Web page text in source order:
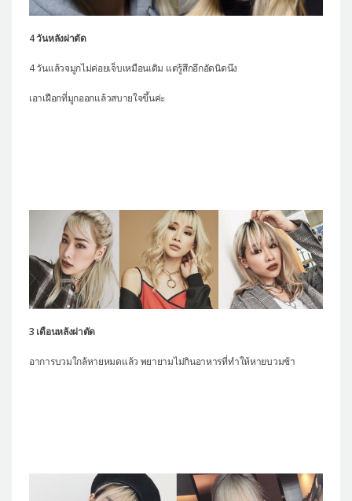
4 วันหลังผ่าตัด
4 วันแล้วจมูกไม่ค่อยเจ็บเหมือนเดิม แต่รู้สึกอึกอัดนิดนึง
เอาเฝือกที่มูกออกแล้วสบายใจขึ้นค่ะ
3 เดือนหลังผ่าตัด
อาการบวมใกล้หายหมดแล้ว พยายามไม่กินอาหารที่ทำให้หายบวมช้า